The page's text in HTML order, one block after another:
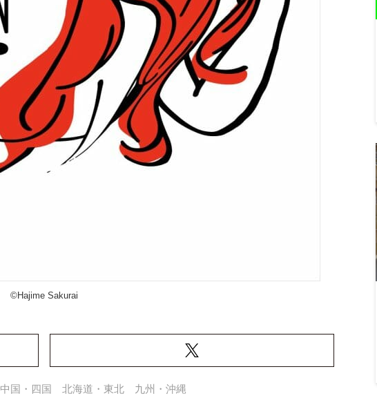
©︎Hajime Sakurai
中国・四国 北海道・東北 九州・沖縄